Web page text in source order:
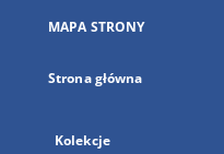
karcie
MAPA STRONY
Strona główna
Kolekcje